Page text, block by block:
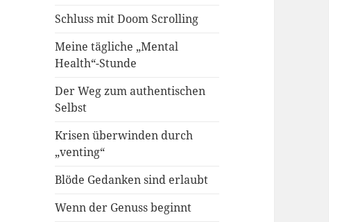
Schluss mit Doom Scrolling
Meine tägliche „Mental
Health“-Stunde
Der Weg zum authentischen
Selbst
Krisen überwinden durch
„venting“
Blöde Gedanken sind erlaubt
Wenn der Genuss beginnt